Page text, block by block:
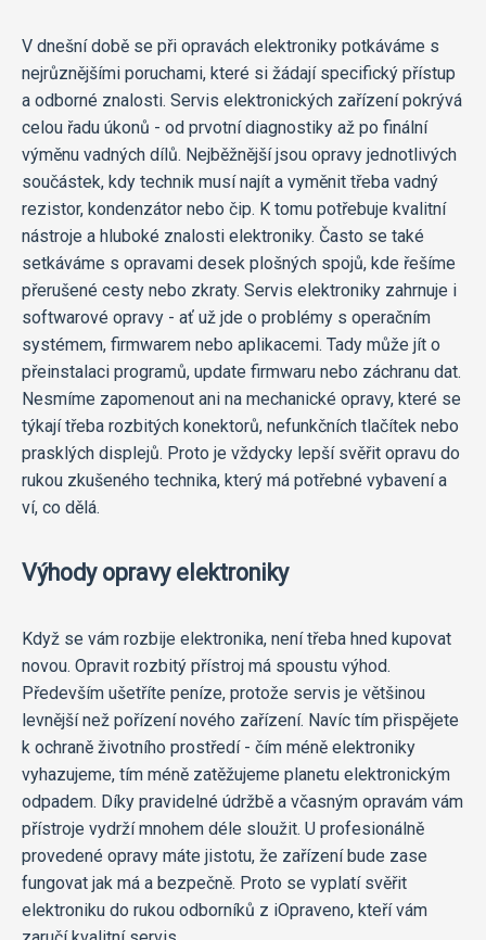
V dnešní době se při opravách elektroniky potkáváme s
nejrůznějšími poruchami, které si žádají specifický přístup
a odborné znalosti. Servis elektronických zařízení pokrývá
celou řadu úkonů - od prvotní diagnostiky až po finální
výměnu vadných dílů. Nejběžnější jsou opravy jednotlivých
součástek, kdy technik musí najít a vyměnit třeba vadný
rezistor, kondenzátor nebo čip. K tomu potřebuje kvalitní
nástroje a hluboké znalosti elektroniky. Často se také
setkáváme s opravami desek plošných spojů, kde řešíme
přerušené cesty nebo zkraty. Servis elektroniky zahrnuje i
softwarové opravy - ať už jde o problémy s operačním
systémem, firmwarem nebo aplikacemi. Tady může jít o
přeinstalaci programů, update firmwaru nebo záchranu dat.
Nesmíme zapomenout ani na mechanické opravy, které se
týkají třeba rozbitých konektorů, nefunkčních tlačítek nebo
prasklých displejů. Proto je vždycky lepší svěřit opravu do
rukou zkušeného technika, který má potřebné vybavení a
ví, co dělá.
Výhody opravy elektroniky
Když se vám rozbije elektronika, není třeba hned kupovat
novou. Opravit rozbitý přístroj má spoustu výhod.
Především ušetříte peníze, protože servis je většinou
levnější než pořízení nového zařízení. Navíc tím přispějete
k ochraně životního prostředí - čím méně elektroniky
vyhazujeme, tím méně zatěžujeme planetu elektronickým
odpadem. Díky pravidelné údržbě a včasným opravám vám
přístroje vydrží mnohem déle sloužit. U profesionálně
provedené opravy máte jistotu, že zařízení bude zase
fungovat jak má a bezpečně. Proto se vyplatí svěřit
elektroniku do rukou odborníků z iOpraveno, kteří vám